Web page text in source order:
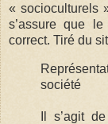
« socioculturels
s’assure que
correct. Tiré du
société
Il s’agit